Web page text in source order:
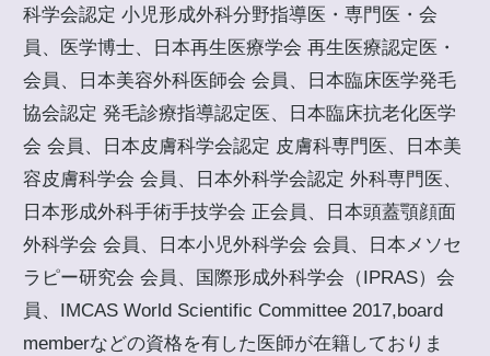
科学会認定 小児形成外科分野指導医・専門医・会
員、医学博士、日本再生医療学会 再生医療認定医・
会員、日本美容外科医師会 会員、日本臨床医学発毛
協会認定 発毛診療指導認定医、日本臨床抗老化医学
会 会員、日本皮膚科学会認定 皮膚科専門医、日本美
容皮膚科学会 会員、日本外科学会認定 外科専門医、
日本形成外科手術手技学会 正会員、日本頭蓋顎顔面
外科学会 会員、日本小児外科学会 会員、日本メソセ
ラピー研究会 会員、国際形成外科学会（IPRAS）会
員、IMCAS World Scientific Committee 2017,board
memberなどの資格を有した医師が在籍しておりま